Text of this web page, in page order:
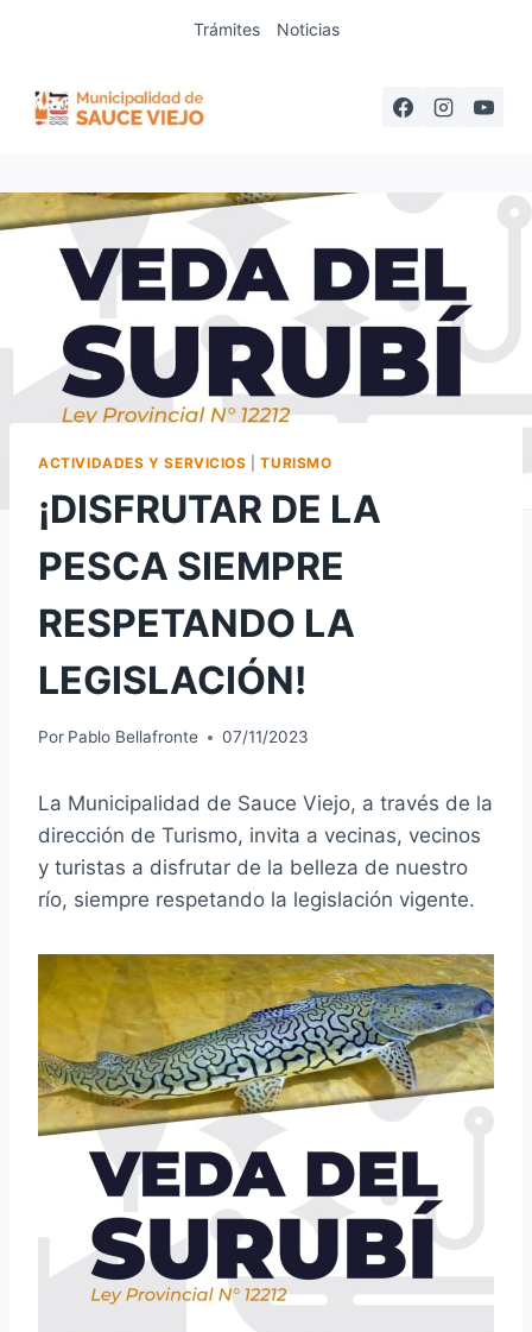
Trámites Noticias
ACTIVIDADES Y SERVICIOS |TURISMO
¡DISFRUTAR DE LA
PESCA SIEMPRE
RESPETANDO LA
LEGISLACIÓN!
Por Pablo Bellafronte 07/11/2023
La Municipalidad de Sauce Viejo, a través de la
dirección de Turismo, invita a vecinas, vecinos
y turistas a disfrutar de la belleza de nuestro
río, siempre respetando la legislación vigente.